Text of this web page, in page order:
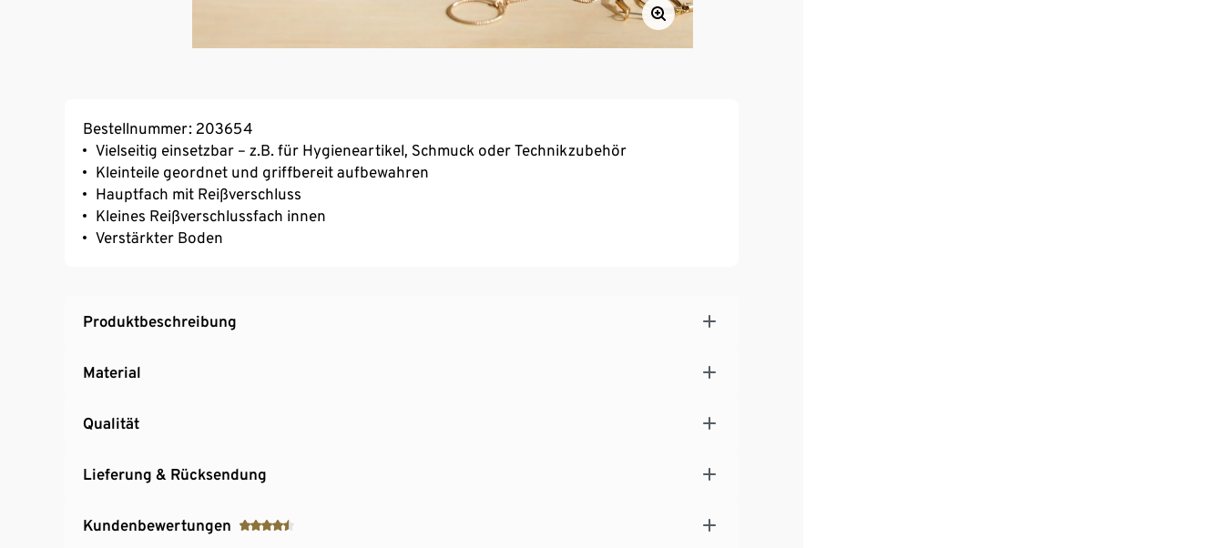
Bestellnummer: 203654
Vielseitig einsetzbar – z.B. für Hygieneartikel, Schmuck oder Technikzubehör
Kleinteile geordnet und griffbereit aufbewahren
Hauptfach mit Reißverschluss
Kleines Reißverschlussfach innen
Verstärkter Boden
Produktbeschreibung
Material
Qualität
Lieferung & Rücksendung
Kundenbewertungen